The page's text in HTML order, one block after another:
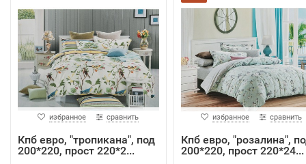
избранное сравнить
Кпб евро, "тропикана", под
200*220, прост 220*2...
избранное сравнить
Кпб евро, "розалина",
200*220, прост 220*24...